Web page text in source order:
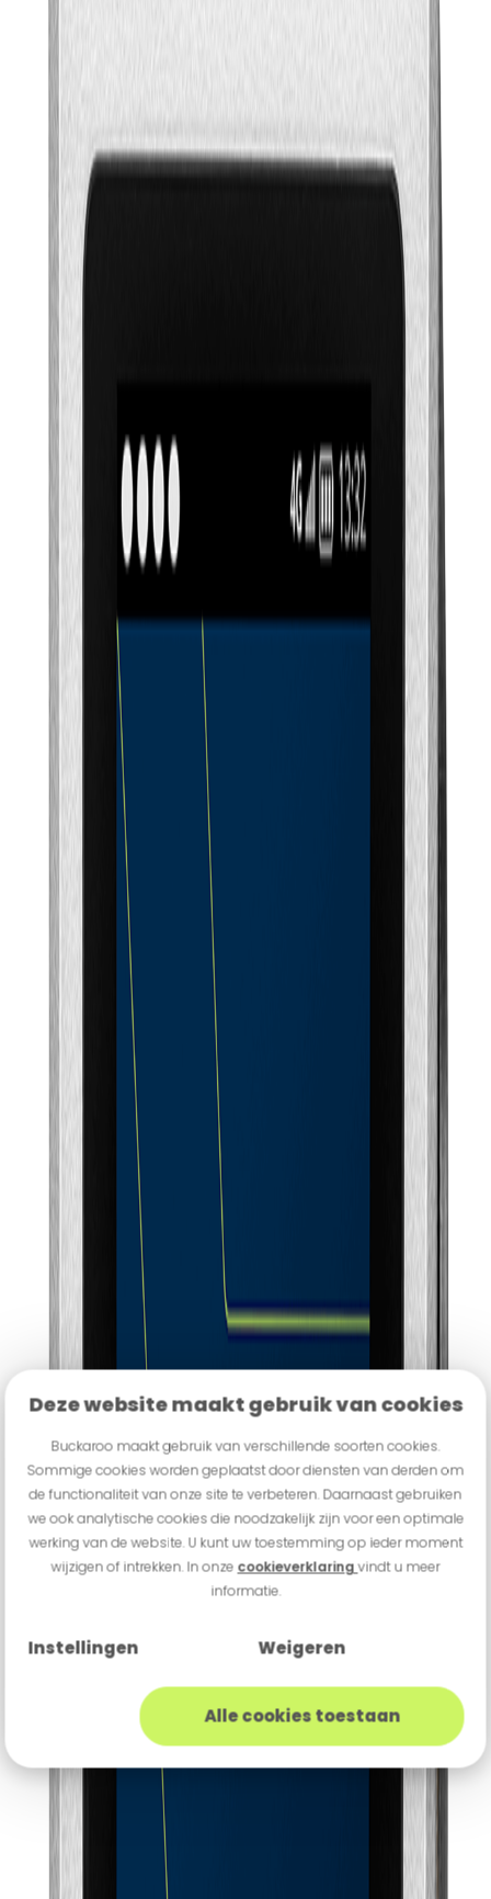
Deze website maakt gebruik van cookies
Buckaroo maakt gebruik van verschillende soorten cookies.
Sommige cookies worden geplaatst door diensten van derden om
de functionaliteit van onze site te verbeteren. Daarnaast gebruiken
we ook analytische cookies die noodzakelijk zijn voor een optimale
werking van de website. U kunt uw toestemming op ieder moment
wijzigen of intrekken. In onze cookieverklaringvindt u meer
informatie.
Instellingen Weigeren
Alle cookies toestaan